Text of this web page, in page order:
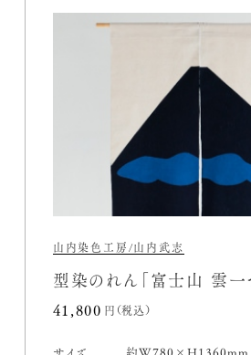
山内染色工房/山内武志
型染のれん「富士山 雲一
41,800円(税込)